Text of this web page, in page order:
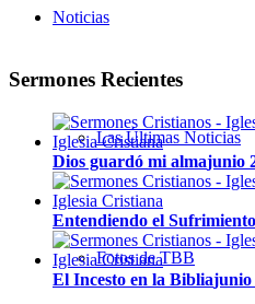
Noticias
Las Últimas Noticias
Fotos de TBB
Sermones Recientes
Dios guardó mi almajunio
Entendiendo el Sufrimiento
El Incesto en la Bibliajunio